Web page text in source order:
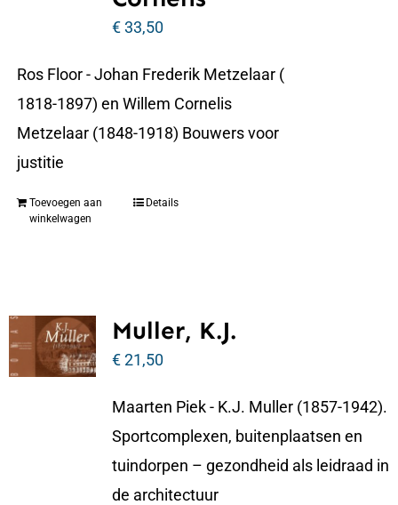
€33,50
Ros Floor - Johan Frederik Metzelaar (
1818-1897) en Willem Cornelis
Metzelaar (1848-1918) Bouwers voor
justitie
Toevoegen aan
winkelwagen
Details
Muller, K.J.
€21,50
Maarten Piek - K.J. Muller (1857-1942).
Sportcomplexen, buitenplaatsen en
tuindorpen – gezondheid als leidraad in
de architectuur